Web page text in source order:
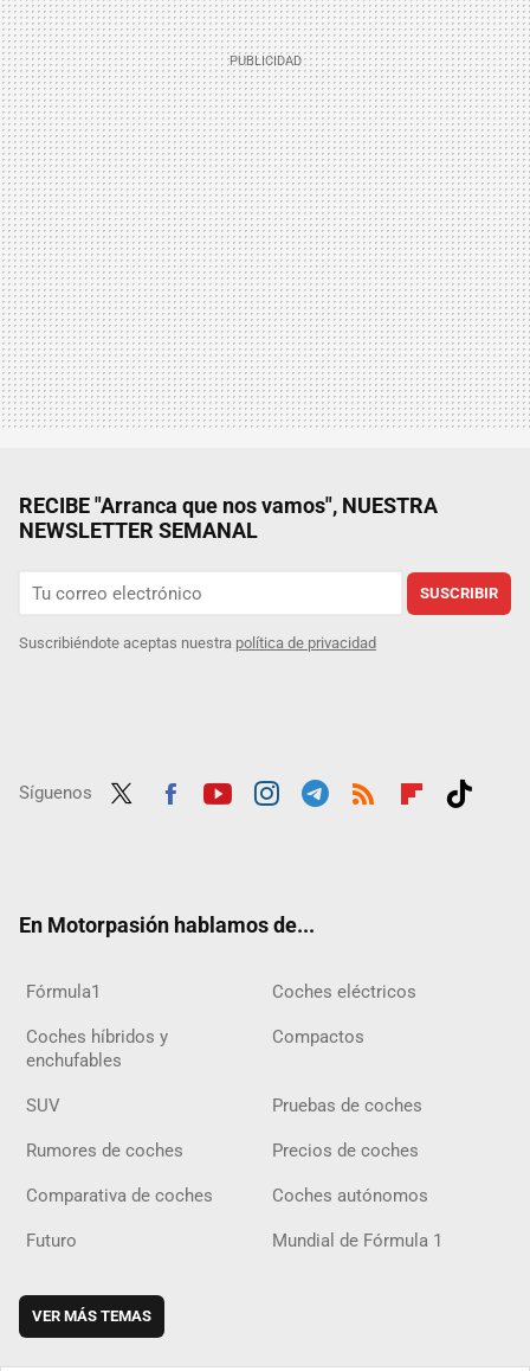
RECIBE "Arranca que nos vamos", NUESTRA
NEWSLETTER SEMANAL
SUSCRIBIR
Suscribiéndote aceptas nuestra política de privacidad
Síguenos
En Motorpasión hablamos de...
Fórmula1 Coches eléctricos
Coches híbridos y
enchufables
Compactos
SUV Pruebas de coches
Rumores de coches Precios de coches
Comparativa de coches Coches autónomos
Futuro Mundial de Fórmula 1
VER MÁS TEMAS